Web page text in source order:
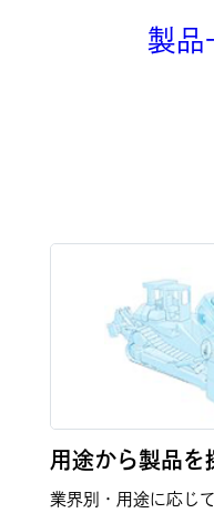
製品
用途から製品を
業界別・用途に応じ